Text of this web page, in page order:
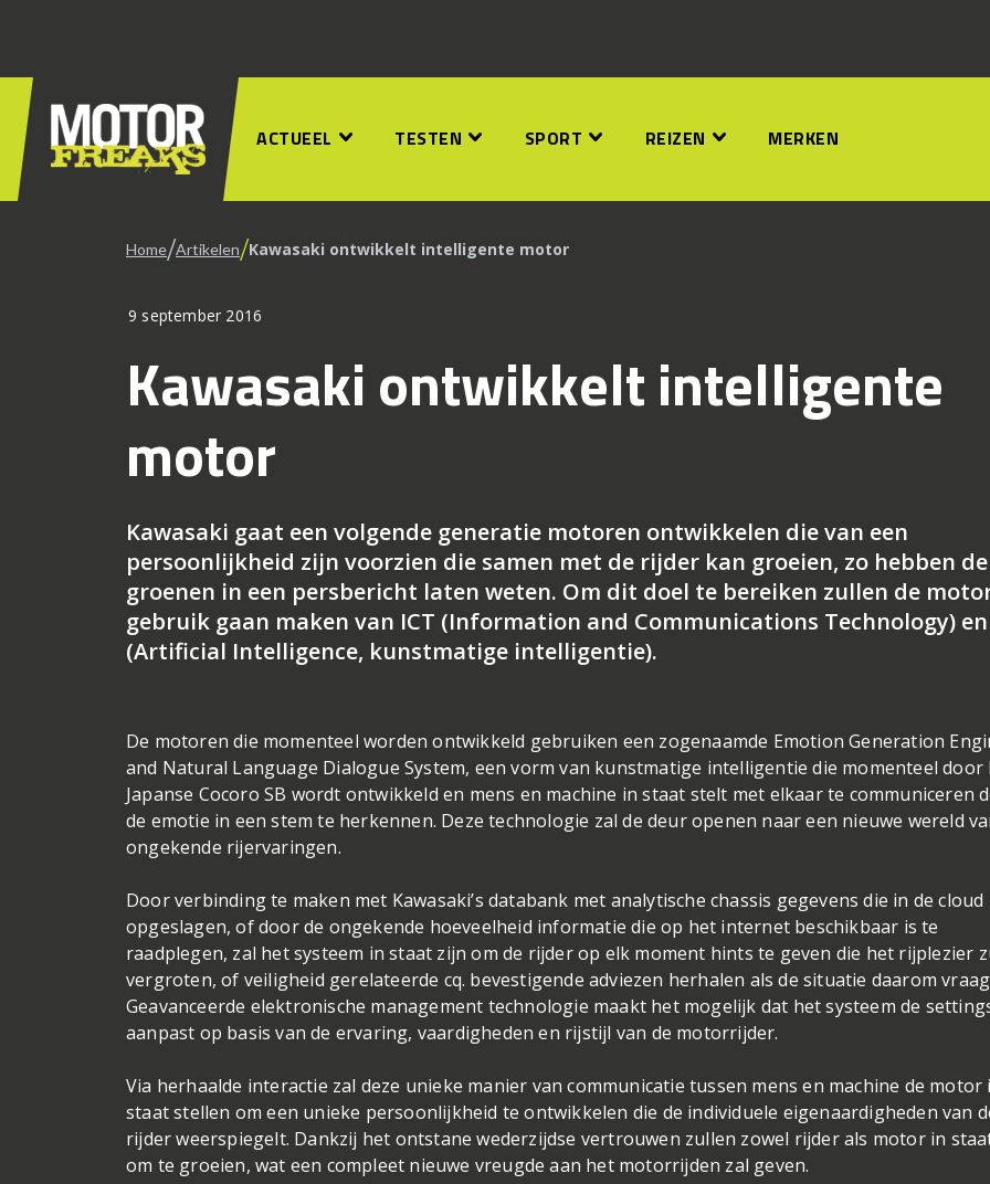
ACTUEEL TESTEN SPORT REIZEN MERKEN
Home/Artikelen/Kawasaki ontwikkelt intelligente motor
9 september 2016
Kawasaki ontwikkelt intelligente
motor
Kawasaki gaat een volgende generatie motoren ontwikkelen die van een
persoonlijkheid zijn voorzien die samen met de rijder kan groeien, zo hebben de
groenen in een persbericht laten weten. Om dit doel te bereiken zullen de
gebruik gaan maken van ICT (Information and Communications Technology)
(Artificial Intelligence, kunstmatige intelligentie).
De motoren die momenteel worden ontwikkeld gebruiken een zogenaamde Emotion Generation
and Natural Language Dialogue System, een vorm van kunstmatige intelligentie die momenteel door
Japanse Cocoro SB wordt ontwikkeld en mens en machine in staat stelt met elkaar te communiceren
de emotie in een stem te herkennen. Deze technologie zal de deur openen naar een nieuwe wereld
ongekende rijervaringen.
Door verbinding te maken met Kawasaki’s databank met analytische chassis gegevens die in de cloud
opgeslagen, of door de ongekende hoeveelheid informatie die op het internet beschikbaar is te
raadplegen, zal het systeem in staat zijn om de rijder op elk moment hints te geven die het rijplezier
vergroten, of veiligheid gerelateerde cq. bevestigende adviezen herhalen als de situatie daarom
Geavanceerde elektronische management technologie maakt het mogelijk dat het systeem de
aanpast op basis van de ervaring, vaardigheden en rijstijl van de motorrijder.
Via herhaalde interactie zal deze unieke manier van communicatie tussen mens en machine de motor
staat stellen om een unieke persoonlijkheid te ontwikkelen die de individuele eigenaardigheden van
rijder weerspiegelt. Dankzij het ontstane wederzijdse vertrouwen zullen zowel rijder als motor in
om te groeien, wat een compleet nieuwe vreugde aan het motorrijden zal geven.